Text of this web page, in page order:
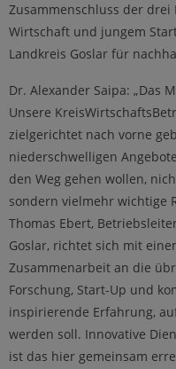
Zusammenschluss der drei
Wirtschaft und jungem
Landkreis Goslar für
Dr. Alexander Saipa: „Das
Unsere
zielgerichtet nach vorne
niederschwelligen
den Weg gehen wollen,
sondern vielmehr wichtige
Thomas Ebert,
Goslar, richtet sich mit
Zusammenarbeit an die
Forschung, Start-Up und
inspirierende Erfahrung,
werden soll. Innovative
ist das hier gemeinsam